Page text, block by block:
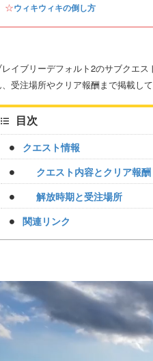
☆ウィキウィキの倒し方
レイブリーデフォルト2のサブクエ
、受注場所やクリア報酬まで掲載して
目次
クエスト情報
クエスト内容とクリア報酬
解放時期と受注場所
関連リンク